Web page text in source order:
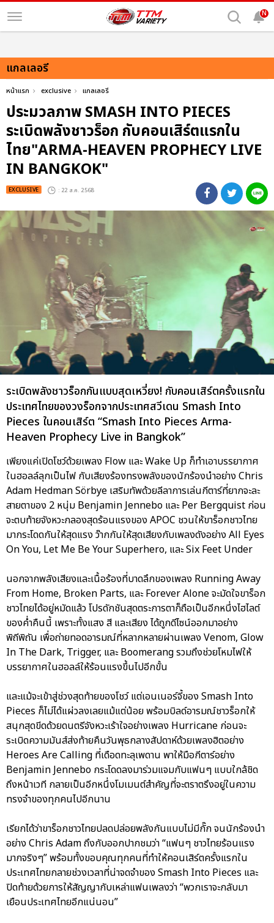
N
แกลเลอรี
หน้าแรก exclusive แกลเลอรี
ประมวลภาพ SMASH INTO PIECES
ระเบิดพลังชาวร็อก กับคอนเสิร์ตแรกใน
ไทย"ARMA-HEAVEN PROPHECY LIVE
IN BANGKOK"
EXCLUSIVE : 22 ส.ค. 2568
ระเบิดพลังชาวร็อกกันแบบสุดเหวี่ยง! กับคอนเสิร์ตครั้งแรกใน
ประเทศไทยของวงร็อกจากประเทศสวีเดน Smash Into
Pieces ในคอนเสิร์ต “Smash Into Pieces Arma-
Heaven Prophecy Live in Bangkok”
เพียงแค่เปิดโชว์ด้วยเพลง Flow และ Wake Up ก็ทำเอาบรรยากาศ
ในฮอลล์ลุกเป็นไฟ กับเสียงร้องทรงพลังของนักร้องนำอย่าง Chris
Adam Hedman Sörbye เสริมทัพด้วยลีลาการเล่นกีตาร์ที่ยากจะละ
สายตาของ 2 หนุ่ม Benjamin Jennebo และ Per Bergquist ก่อน
จะตบท้ายจังหวะกลองสุดร้อนแรงของ APOC ชวนให้ขาร็อกชาวไทย
มากระโดดกันให้สุดแรง ว๊ากกันให้สุดเสียงกับเพลงดังอย่าง All Eyes
On You, Let Me Be Your Superhero, และ Six Feet Under
นอกจากพลังเสียงและเนื้อร้องที่บาดลึกของเพลง Running Away
From Home, Broken Parts, และ Forever Alone จะมัดใจขาร็อก
ชาวไทยได้อยู่หมัดแล้ว โปรดักชันสุดตระการตาก็ถือเป็นอีกหนึ่งไฮไลต์
ของค่ำคืนนี้ เพราะทั้งแสง สี และเสียง ได้ถูกดีไซน์ออกมาอย่าง
พิถีพิถัน เพื่อถ่ายทอดอารมณ์ที่หลากหลายผ่านเพลง Venom, Glow
In The Dark, Trigger, และ Boomerang รวมถึงช่วยโหมไฟให้
บรรยากาศในฮอลล์ให้ร้อนแรงขึ้นไปอีกขั้น
และแม้จะเข้าสู่ช่วงสุดท้ายของโชว์ แต่เอนเนอร์จี้ของ Smash Into
Pieces ก็ไม่ได้แผ่วลงเลยแม้แต่น้อย พร้อมบิลด์อารมณ์ชาวร็อกให้
สนุกสุดขีดด้วยดนตรีจังหวะเร้าใจอย่างเพลง Hurricane ก่อนจะ
ระเบิดความมันส์ส่งท้ายคืนวันพุธกลางสัปดาห์ด้วยเพลงฮิตอย่าง
Heroes Are Calling ที่เดือดทะลุเพดาน พาให้มือกีตาร์อย่าง
Benjamin Jennebo กระโดดลงมาร่วมแจมกับแฟนๆ แบบใกล้ชิด
ถึงหน้าเวที กลายเป็นอีกหนึ่งโมเมนต์สำคัญที่จะตราตรึงอยู่ในความ
ทรงจำของทุกคนไปอีกนาน
เรียกได้ว่าขาร็อกชาวไทยปลดปล่อยพลังกันแบบไม่มีกั๊ก จนนักร้องนำ
อย่าง Chris Adam ถึงกับออกปากชมว่า “แฟนๆ ชาวไทยร้อนแรง
มากจริงๆ” พร้อมทั้งขอบคุณทุกคนที่ทำให้คอนเสิร์ตครั้งแรกใน
ประเทศไทยกลายช่วงเวลาที่น่าจดจำของ Smash Into Pieces และ
ปิดท้ายด้วยการให้สัญญากับเหล่าแฟนเพลงว่า “พวกเราจะกลับมา
เยือนประเทศไทยอีกแน่นอน”